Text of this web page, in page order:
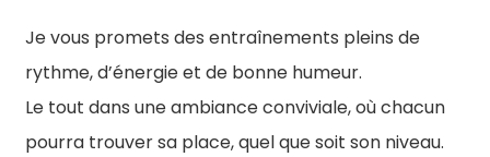
Je vous promets des entraînements pleins de
rythme, d’énergie et de bonne humeur.
Le tout dans une ambiance conviviale, où chacun
pourra trouver sa place, quel que soit son niveau.